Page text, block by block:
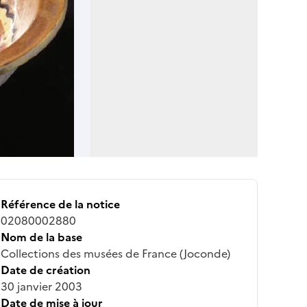
Référence de la notice
02080002880
Nom de la base
Collections des musées de France (Joconde)
Date de création
30 janvier 2003
Date de mise à jour